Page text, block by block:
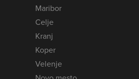
Maribor
Celje
Kranj
Koper
Velenje